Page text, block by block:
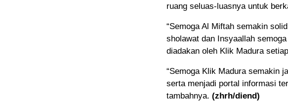
ruang seluas-luasnya untuk
“Semoga Al Miftah semakin
sholawat dan Insyaallah
diadakan oleh Klik Madura
“Semoga Klik Madura semakin
serta menjadi portal informasi
tambahnya. (zhrh/diend)